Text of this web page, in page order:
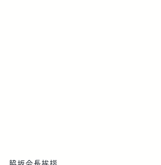
脇坂会長挨拶